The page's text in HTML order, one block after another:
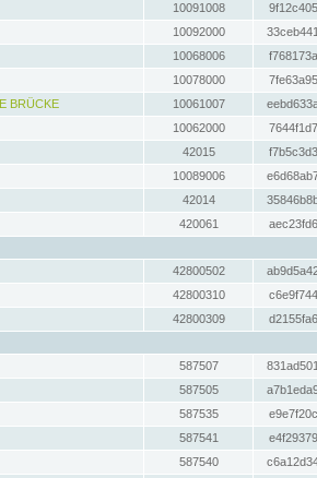
10091008
10092000
10068006
10078000
BRÜCKE
10061007
10062000
42015
10089006
42014
420061
42800502
42800310
42800309
587507
587505
587535
587541
587540